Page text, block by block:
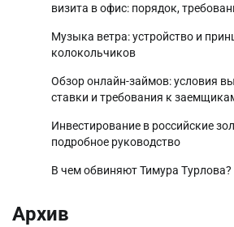
визита в офис: порядок,
Музыка ветра: устройство и
колокольчиков
Обзор онлайн-займов: условия
ставки и требования к
Инвестирование в российские
подробное руководство
В чем обвиняют Тимура Турлова?
Архив